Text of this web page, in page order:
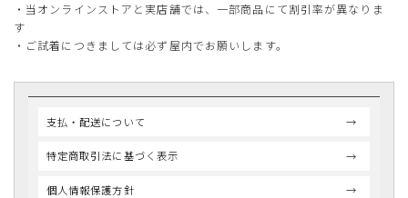
・当オンラインストアと実店舗では、一部商品にて割引率が異なりま
す
・ご試着につきましては必ず屋内でお願いします。
支払・配送について
特定商取引法に基づく表示
個人情報保護方針